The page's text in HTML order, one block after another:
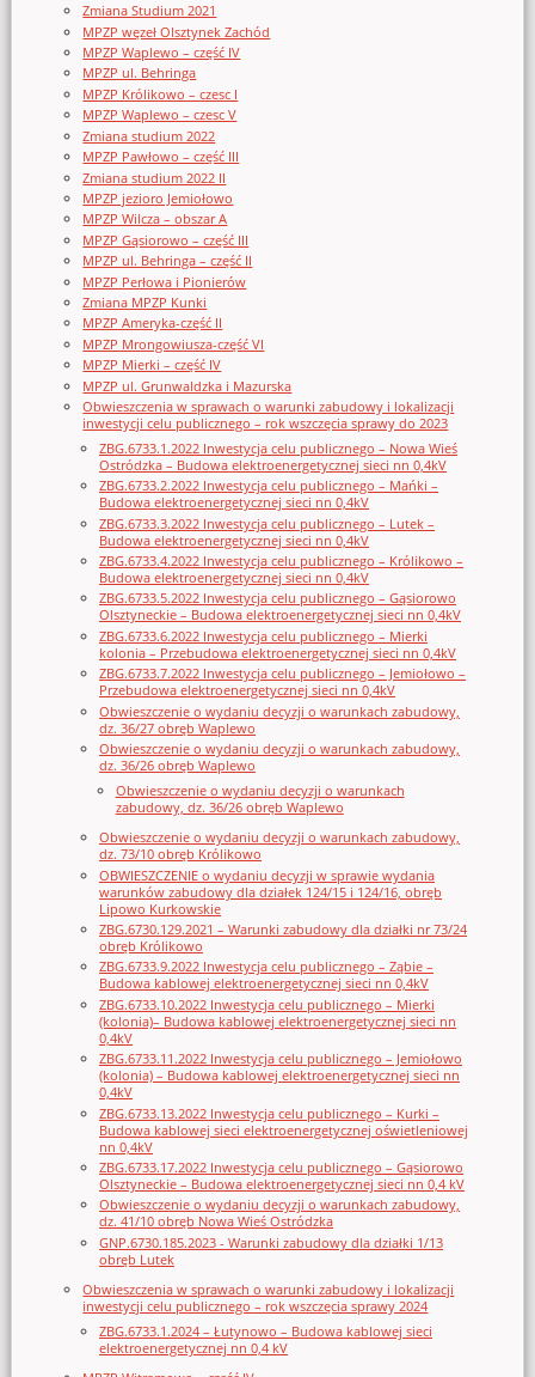
Zmiana Studium 2021
MPZP węzeł Olsztynek Zachód
MPZP Waplewo – część IV
MPZP ul. Behringa
MPZP Królikowo – czesc I
MPZP Waplewo – czesc V
Zmiana studium 2022
MPZP Pawłowo – część III
Zmiana studium 2022 II
MPZP jezioro Jemiołowo
MPZP Wilcza – obszar A
MPZP Gąsiorowo – część III
MPZP ul. Behringa – część II
MPZP Perłowa i Pionierów
Zmiana MPZP Kunki
MPZP Ameryka-część II
MPZP Mrongowiusza-część VI
MPZP Mierki – część IV
MPZP ul. Grunwaldzka i Mazurska
Obwieszczenia w sprawach o warunki zabudowy i lokalizacji
inwestycji celu publicznego – rok wszczęcia sprawy do 2023
ZBG.6733.1.2022 Inwestycja celu publicznego – Nowa Wieś
Ostródzka – Budowa elektroenergetycznej sieci nn 0,4kV
ZBG.6733.2.2022 Inwestycja celu publicznego – Mańki –
Budowa elektroenergetycznej sieci nn 0,4kV
ZBG.6733.3.2022 Inwestycja celu publicznego – Lutek –
Budowa elektroenergetycznej sieci nn 0,4kV
ZBG.6733.4.2022 Inwestycja celu publicznego – Królikowo –
Budowa elektroenergetycznej sieci nn 0,4kV
ZBG.6733.5.2022 Inwestycja celu publicznego – Gąsiorowo
Olsztyneckie – Budowa elektroenergetycznej sieci nn 0,4kV
ZBG.6733.6.2022 Inwestycja celu publicznego – Mierki
kolonia – Przebudowa elektroenergetycznej sieci nn 0,4kV
ZBG.6733.7.2022 Inwestycja celu publicznego – Jemiołowo –
Przebudowa elektroenergetycznej sieci nn 0,4kV
Obwieszczenie o wydaniu decyzji o warunkach zabudowy,
dz. 36/27 obręb Waplewo
Obwieszczenie o wydaniu decyzji o warunkach zabudowy,
dz. 36/26 obręb Waplewo
Obwieszczenie o wydaniu decyzji o warunkach
zabudowy, dz. 36/26 obręb Waplewo
Obwieszczenie o wydaniu decyzji o warunkach zabudowy,
dz. 73/10 obręb Królikowo
OBWIESZCZENIE o wydaniu decyzji w sprawie wydania
warunków zabudowy dla działek 124/15 i 124/16, obręb
Lipowo Kurkowskie
ZBG.6730.129.2021 – Warunki zabudowy dla działki nr 73/24
obręb Królikowo
ZBG.6733.9.2022 Inwestycja celu publicznego – Ząbie –
Budowa kablowej elektroenergetycznej sieci nn 0,4kV
ZBG.6733.10.2022 Inwestycja celu publicznego – Mierki
(kolonia)– Budowa kablowej elektroenergetycznej sieci nn
0,4kV
ZBG.6733.11.2022 Inwestycja celu publicznego – Jemiołowo
(kolonia) – Budowa kablowej elektroenergetycznej sieci nn
0,4kV
ZBG.6733.13.2022 Inwestycja celu publicznego – Kurki –
Budowa kablowej sieci elektroenergetycznej oświetleniowej
nn 0,4kV
ZBG.6733.17.2022 Inwestycja celu publicznego – Gąsiorowo
Olsztyneckie – Budowa elektroenergetycznej sieci nn 0,4 kV
Obwieszczenie o wydaniu decyzji o warunkach zabudowy,
dz. 41/10 obręb Nowa Wieś Ostródzka
GNP.6730.185.2023 - Warunki zabudowy dla działki 1/13
obręb Lutek
Obwieszczenia w sprawach o warunki zabudowy i lokalizacji
inwestycji celu publicznego – rok wszczęcia sprawy 2024
ZBG.6733.1.2024 – Łutynowo – Budowa kablowej sieci
elektroenergetycznej nn 0,4 kV